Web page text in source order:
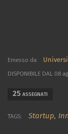
Emesso da
DISPONIBILE DAL 08
25 ASSEGNATI
TAGS: Startup,